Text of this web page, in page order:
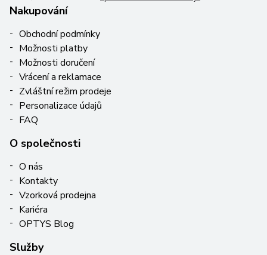
Nakupování
Obchodní podmínky
Možnosti platby
Možnosti doručení
Vrácení a reklamace
Zvláštní režim prodeje
Personalizace údajů
FAQ
O společnosti
O nás
Kontakty
Vzorková prodejna
Kariéra
OPTYS Blog
Služby